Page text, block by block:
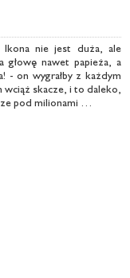
nie jest duża, ale
głowę nawet papieża, a
- on wygrałby z każdym
skacze, i to daleko,
pod milionami …